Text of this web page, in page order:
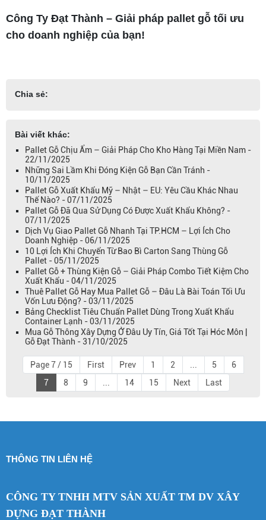
Công Ty Đạt Thành – Giải pháp pallet gỗ tối ưu
cho doanh nghiệp của bạn!
Chia sẻ:
Bài viết khác:
Pallet Gỗ Chịu Ẩm – Giải Pháp Cho Kho Hàng Tại Miền Nam -
22/11/2025
Những Sai Lầm Khi Đóng Kiện Gỗ Bạn Cần Tránh -
10/11/2025
Pallet Gỗ Xuất Khẩu Mỹ – Nhật – EU: Yêu Cầu Khác Nhau
Thế Nào? - 07/11/2025
Pallet Gỗ Đã Qua Sử Dụng Có Được Xuất Khẩu Không? -
07/11/2025
Dịch Vụ Giao Pallet Gỗ Nhanh Tại TP.HCM – Lợi Ích Cho
Doanh Nghiệp - 06/11/2025
10 Lợi Ích Khi Chuyển Từ Bao Bì Carton Sang Thùng Gỗ
Pallet - 05/11/2025
Pallet Gỗ + Thùng Kiện Gỗ – Giải Pháp Combo Tiết Kiệm Cho
Xuất Khẩu - 04/11/2025
Thuê Pallet Gỗ Hay Mua Pallet Gỗ – Đâu Là Bài Toán Tối Ưu
Vốn Lưu Động? - 03/11/2025
Bảng Checklist Tiêu Chuẩn Pallet Dùng Trong Xuất Khẩu
Container Lạnh - 03/11/2025
Mua Gỗ Thông Xây Dựng Ở Đâu Uy Tín, Giá Tốt Tại Hóc Môn |
Gỗ Đạt Thành - 31/10/2025
Page 7 / 15 First Prev 1 2 5
6
7
8 9 14 15 Next Last
THÔNG TIN LIÊN HỆ
CÔNG TY TNHH MTV SẢN XUẤT TM DV XÂY
DỰNG ĐẠT THÀNH